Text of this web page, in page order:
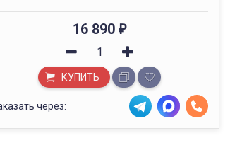
16 890₽
КУПИТЬ
через: